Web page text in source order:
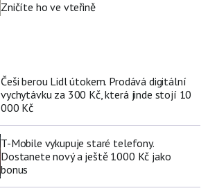
Zničíte ho ve vteřině
Češi berou Lidl útokem. Prodává digitální
vychytávku za 300 Kč, která jinde stojí 10
000 Kč
T-Mobile vykupuje staré telefony.
Dostanete nový a ještě 1000 Kč jako
bonus